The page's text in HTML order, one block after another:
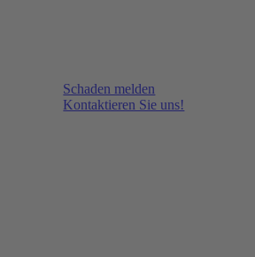
Schaden melden
Kontaktieren Sie uns!